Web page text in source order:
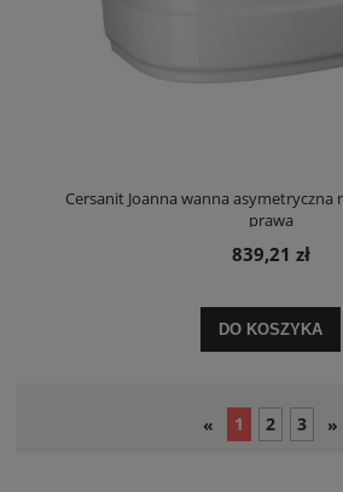
Cersanit Joanna wanna asymetryczna
prawa
839,21 zł
DO KOSZYKA
« 1 2 3 »